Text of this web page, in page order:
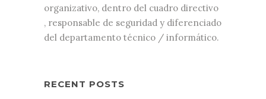
organizativo, dentro del cuadro directivo
, responsable de seguridad y diferenciado
del departamento técnico / informático.
RECENT POSTS